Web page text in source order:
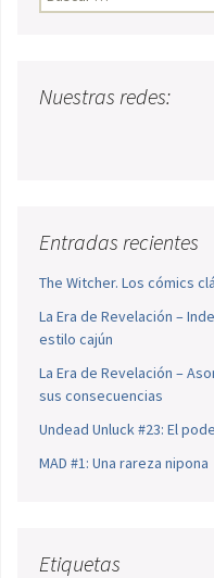
Nuestras redes:
Entradas recientes
The Witcher. Los cómics
La Era de Revelación –
estilo cajún
La Era de Revelación –
sus consecuencias
Undead Unluck #23: El
MAD #1: Una rareza nipona
Etiquetas